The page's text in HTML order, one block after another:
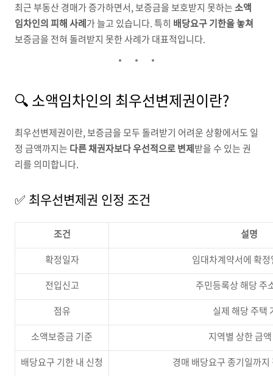
최근 부동산 경매가 증가하면서, 보증금을 보호받지 못하는소액
임차인의 피해 사례가 늘고 있습니다. 특히 배당요구 기한을 놓쳐
보증금을 전혀 돌려받지 못한 사례가 대표적입니다.
🔍 소액임차인의 최우선변제권이란?
최우선변제권이란, 보증금을 모두 돌려받기 어려운 상황에서도 일
정 금액까지는 다른 채권자보다 우선적으로 변제받을 수 있는 권
리를 의미합니다.
✅ 최우선변제권 인정 조건
조건
설명
확정일자
임대차계약서에 확
전입신고
주민등록상 해당 주
점유
실제 해당 주택
소액보증금 기준
지역별 상한 금
배당요구 기한 내 신청
경매 배당요구 종기일까지